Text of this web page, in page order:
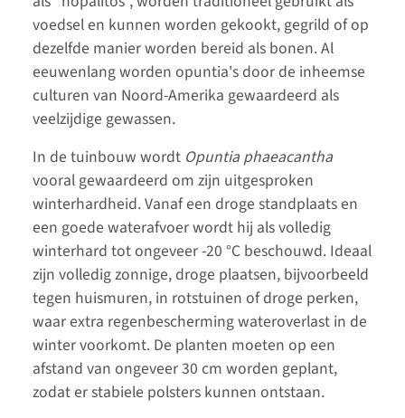
voedsel en kunnen worden gekookt, gegrild of op
dezelfde manier worden bereid als bonen. Al
eeuwenlang worden opuntia's door de inheemse
culturen van Noord-Amerika gewaardeerd als
veelzijdige gewassen.
In de tuinbouw wordt Opuntia phaeacantha
vooral gewaardeerd om zijn uitgesproken
winterhardheid. Vanaf een droge standplaats en
een goede waterafvoer wordt hij als volledig
winterhard tot ongeveer -20 °C beschouwd. Ideaal
zijn volledig zonnige, droge plaatsen, bijvoorbeeld
tegen huismuren, in rotstuinen of droge perken,
waar extra regenbescherming wateroverlast in de
winter voorkomt. De planten moeten op een
afstand van ongeveer 30 cm worden geplant,
zodat er stabiele polsters kunnen ontstaan.